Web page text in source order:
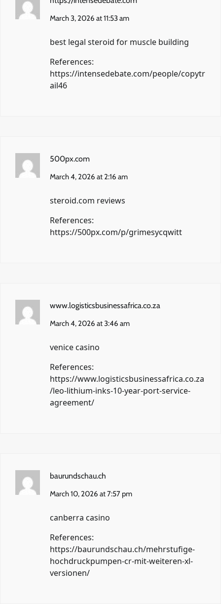
March 3, 2026 at 11:53 am
best legal steroid for muscle building
References:
https://intensedebate.com/people/copytr
ail46
500px.com
March 4, 2026 at 2:16 am
steroid.com reviews
References:
https://500px.com/p/grimesycqwitt
www.logisticsbusinessafrica.co.za
March 4, 2026 at 3:46 am
venice casino
References:
https://www.logisticsbusinessafrica.co.za
/leo-lithium-inks-10-year-port-service-
agreement/
baurundschau.ch
March 10, 2026 at 7:57 pm
canberra casino
References:
https://baurundschau.ch/mehrstufige-
hochdruckpumpen-cr-mit-weiteren-xl-
versionen/